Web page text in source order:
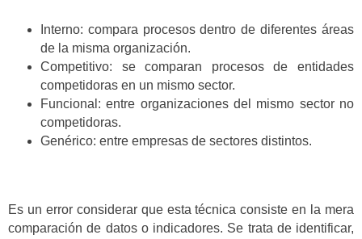
Interno: compara procesos dentro de diferentes áreas
de la misma organización.
Competitivo: se comparan procesos de entidades
competidoras en un mismo sector.
Funcional: entre organizaciones del mismo sector no
competidoras.
Genérico: entre empresas de sectores distintos.
Es un error considerar que esta técnica consiste en la mera
comparación de datos o indicadores. Se trata de identificar,